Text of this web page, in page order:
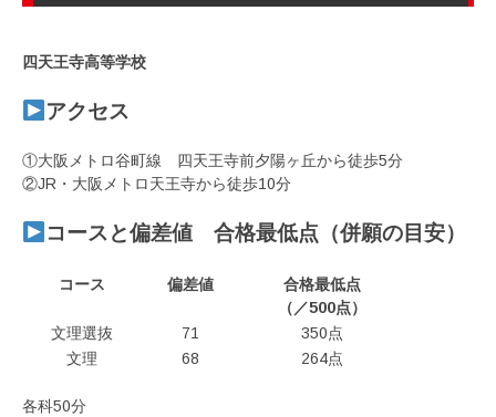
四天王寺高等学校
アクセス
①大阪メトロ谷町線 四天王寺前夕陽ヶ丘から徒歩5分
②JR・大阪メトロ天王寺から徒歩10分
コースと偏差値 合格最低点（併願の目安）
コース 偏差値
合格最低点
（／500点）
文理選抜
71
350点
文理
68 264点
各科50分